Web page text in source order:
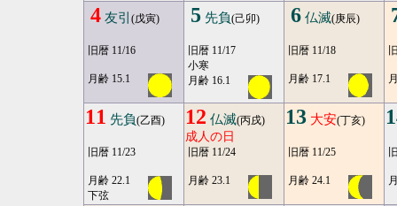
4 友引 (戊寅)
旧暦 11/16
月齢 15.1
5 先負(己卯)
旧暦 11/17
小寒
月齢 16.1
6 仏滅(庚辰)
旧暦 11/18
月齢 17.1
11 先負(乙酉)
旧暦 11/23
月齢 22.1
下弦
12 仏滅(丙戌)
成人の日
旧暦 11/24
月齢 23.1
13 大安(丁亥)
旧暦 11/25
月齢 24.1